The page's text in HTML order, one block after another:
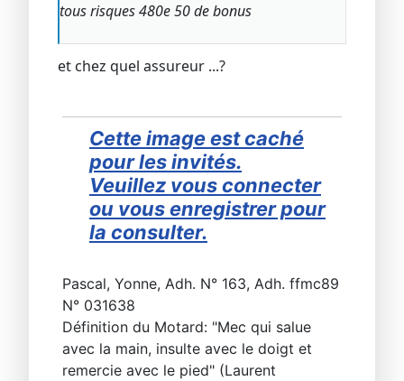
tous risques 480e 50 de bonus
et chez quel assureur ...?
Cette image est caché
pour les invités.
Veuillez vous connecter
ou vous enregistrer pour
la consulter.
Pascal, Yonne, Adh. N° 163, Adh. ffmc89
N° 031638
Définition du Motard: "Mec qui salue
avec la main, insulte avec le doigt et
remercie avec le pied" (Laurent